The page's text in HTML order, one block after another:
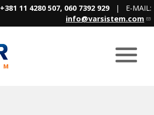
+381 11 4280 507, 060 7392 929| E-MAIL:
info@varsistem.com